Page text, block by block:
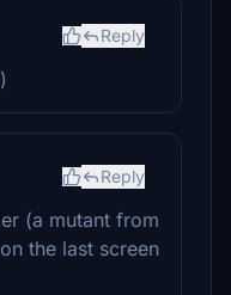
Reply
Reply
(a mutant from
the last screen